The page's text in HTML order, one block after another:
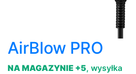
AirBlow PRO
NA MAGAZYNIE +5, wysyłka